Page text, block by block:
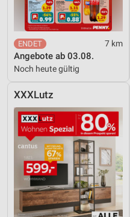
7 km
Angebote ab 03.08.
Noch heute gültig
XXXLutz